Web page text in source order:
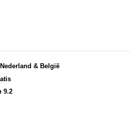
& België
9.2